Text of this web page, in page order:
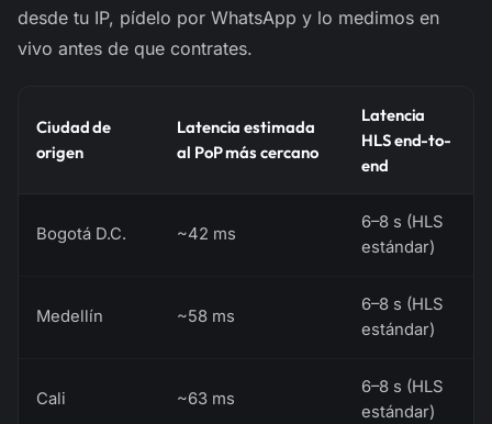
desde tu IP, pídelo por WhatsApp y lo medimos en
vivo antes de que contrates.
Ciudad de
origen
Latencia estimada
al PoP más cercano
Latencia
HLS end-to-
end
Bogotá D.C. ~42 ms
6–8 s (HLS
estándar)
Medellín ~58 ms
6–8 s (HLS
estándar)
Cali ~63 ms
6–8 s (HLS
estándar)